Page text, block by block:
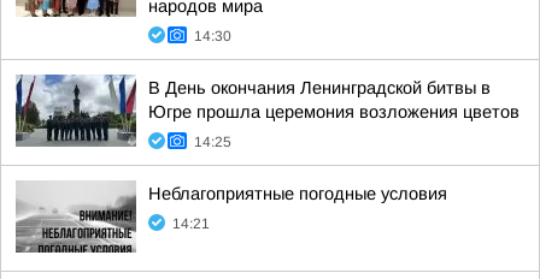
народов мира
14:30
В День окончания Ленинградской битвы в
Югре прошла церемония возложения цветов
14:25
Неблагоприятные погодные условия
14:21